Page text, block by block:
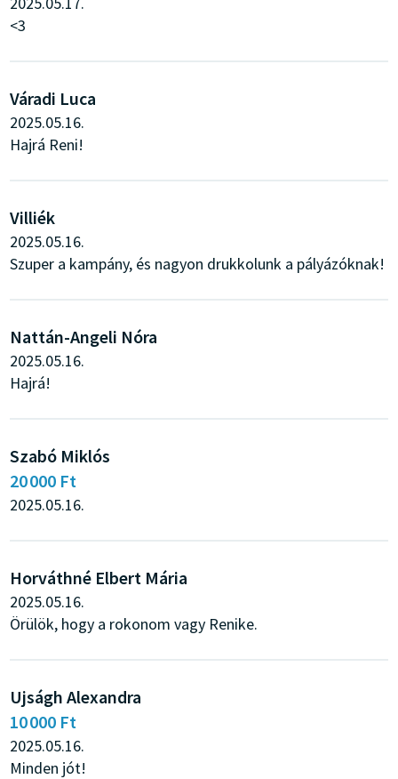
<3
Váradi Luca
2025.05.16.
Hajrá Reni!
Villiék
2025.05.16.
Szuper a kampány, és nagyon drukkolunk a pályázóknak!
Nattán-Angeli Nóra
2025.05.16.
Hajrá!
Szabó Miklós
20 000 Ft
2025.05.16.
Horváthné Elbert Mária
2025.05.16.
Örülök, hogy a rokonom vagy Renike.
Ujságh Alexandra
10 000 Ft
2025.05.16.
Minden jót!